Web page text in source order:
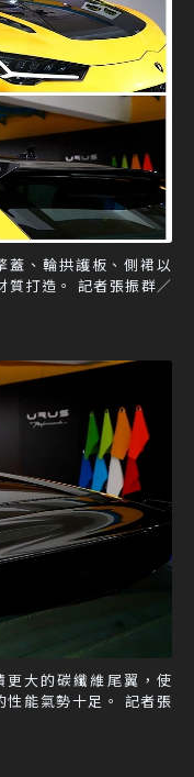
、輪拱護板、側裙以
質打造。 記者張振群／
大的碳纖維尾翼，使
能氣勢十足。 記者張